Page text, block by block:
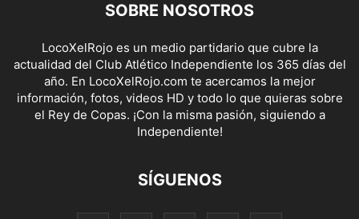
SOBRE NOSOTROS
LocoXelRojo es un medio partidario que cubre la
actualidad del Club Atlético Independiente los 365 días del
año. En LocoXelRojo.com te acercamos la mejor
información, fotos, videos HD y todo lo que quieras sobre
el Rey de Copas. ¡Con la misma pasión, siguiendo a
Independiente!
SÍGUENOS